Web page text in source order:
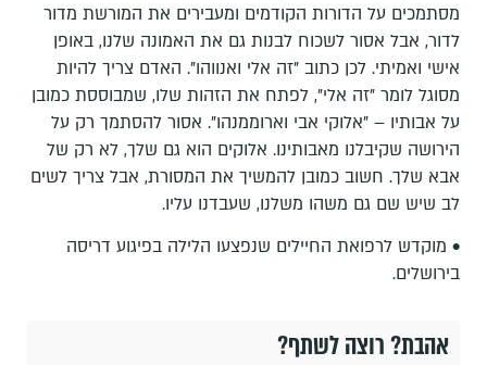
מסתמכים על הדורות הקודמים ומעבירים את המורשת מדור
לדור, אבל אסור לשכוח לבנות גם את האמונה שלנו, באופן
אישי ואמיתי. לכן כתוב "זה אלי ואנווהו". האדם צריך להיות
מסוגל לומר "זה אלי", לפתח את הזהות שלו, שמבוססת כמובן
על אבותיו – "אלוקי אבי וארוממנהו". אסור להסתמך רק על
הירושה שקיבלנו מאבותינו. אלוקים הוא גם שלך, לא רק של
אבא שלך. חשוב כמובן להמשיך את המסורת, אבל צריך לשים
לב שיש שם גם משהו משלנו, שעבדנו עליו.
• מוקדש לרפואת החיילים שנפצעו הלילה בפיגוע דריסה
בירושלים.
אהבת? רוצה לשתף?